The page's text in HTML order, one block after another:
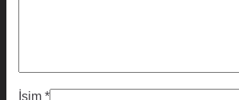
İsim *